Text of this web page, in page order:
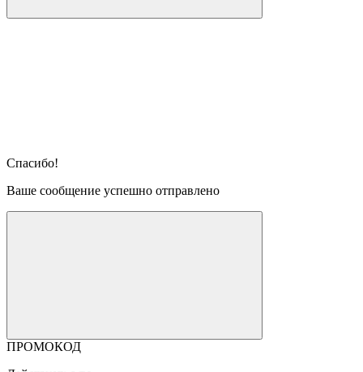
Спасибо!
Ваше сообщение успешно отправлено
ПРОМОКОД